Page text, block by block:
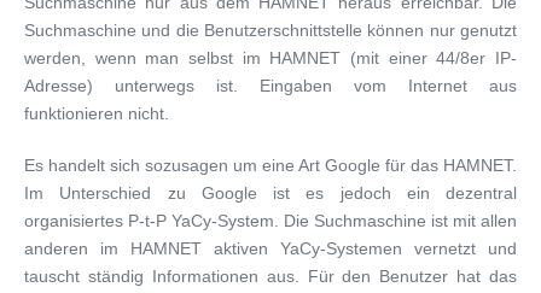
Suchmaschine und die Benutzerschnittstelle können nur genutzt
werden, wenn man selbst im HAMNET (mit einer 44/8er IP-
Adresse) unterwegs ist. Eingaben vom Internet aus
funktionieren nicht.
Es handelt sich sozusagen um eine Art Google für das HAMNET.
Im Unterschied zu Google ist es jedoch ein dezentral
organisiertes P-t-P YaCy-System. Die Suchmaschine ist mit allen
anderen im HAMNET aktiven YaCy-Systemen vernetzt und
tauscht ständig Informationen aus. Für den Benutzer hat das